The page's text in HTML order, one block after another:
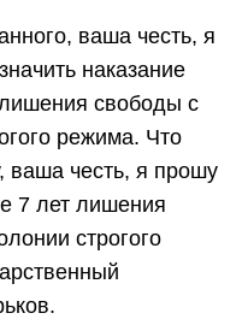
ваша честь, я
наказание
свободы с
режима. Что
ваша честь, я прошу
7 лет лишения
строгого